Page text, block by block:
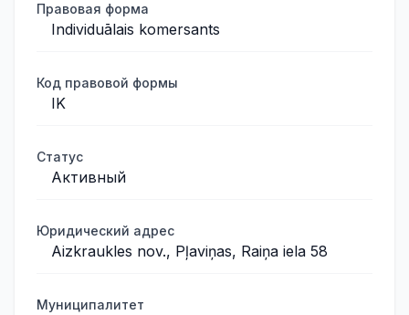
Правовая форма
Individuālais komersants
Код правовой формы
IK
Статус
Активный
Юридический адрес
Aizkraukles nov., Pļaviņas, Raiņa iela 58
Муниципалитет